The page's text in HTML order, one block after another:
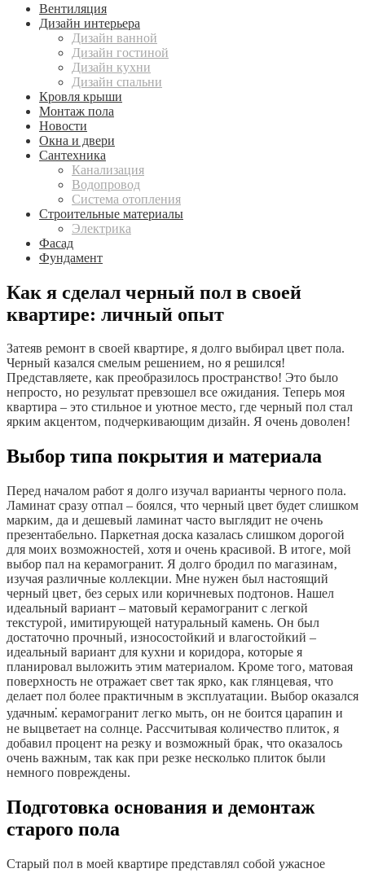
Вентиляция
Дизайн интерьера
Дизайн ванной
Дизайн гостиной
Дизайн кухни
Дизайн спальни
Кровля крыши
Монтаж пола
Новости
Окна и двери
Сантехника
Канализация
Водопровод
Система отопления
Строительные материалы
Электрика
Фасад
Фундамент
Как я сделал черный пол в своей
квартире: личный опыт
Затеяв ремонт в своей квартире‚ я долго выбирал цвет пола.
Черный казался смелым решением‚ но я решился!
Представляете‚ как преобразилось пространство! Это было
непросто‚ но результат превзошел все ожидания. Теперь моя
квартира – это стильное и уютное место‚ где черный пол стал
ярким акцентом‚ подчеркивающим дизайн. Я очень доволен!
Выбор типа покрытия и материала
Перед началом работ я долго изучал варианты черного пола.
Ламинат сразу отпал – боялся‚ что черный цвет будет слишком
марким‚ да и дешевый ламинат часто выглядит не очень
презентабельно. Паркетная доска казалась слишком дорогой
для моих возможностей‚ хотя и очень красивой. В итоге‚ мой
выбор пал на керамогранит. Я долго бродил по магазинам‚
изучая различные коллекции. Мне нужен был настоящий
черный цвет‚ без серых или коричневых подтонов. Нашел
идеальный вариант – матовый керамогранит с легкой
текстурой‚ имитирующей натуральный камень. Он был
достаточно прочный‚ износостойкий и влагостойкий –
идеальный вариант для кухни и коридора‚ которые я
планировал выложить этим материалом. Кроме того‚ матовая
поверхность не отражает свет так ярко‚ как глянцевая‚ что
делает пол более практичным в эксплуатации. Выбор оказался
удачным⁚ керамогранит легко мыть‚ он не боится царапин и
не выцветает на солнце. Рассчитывая количество плиток‚ я
добавил процент на резку и возможный брак‚ что оказалось
очень важным‚ так как при резке несколько плиток были
немного повреждены.
Подготовка основания и демонтаж
старого пола
Старый пол в моей квартире представлял собой ужасное